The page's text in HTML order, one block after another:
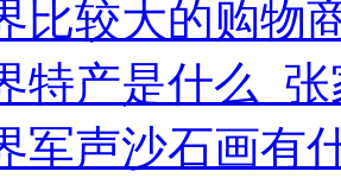
比较大的购物
特产是什么_
军声沙石画有